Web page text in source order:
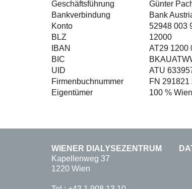
Geschäftsführung
Günter
Bankverbindung
Bank
Konto
52948 003
BLZ
12000
IBAN
AT29 1200
BIC
UID
ATU
Firmenbuchnummer
FN 291821
Eigentümer
100 %
WIENER DIALYSEZENTRUM
Kapellenweg 37
1220 Wien